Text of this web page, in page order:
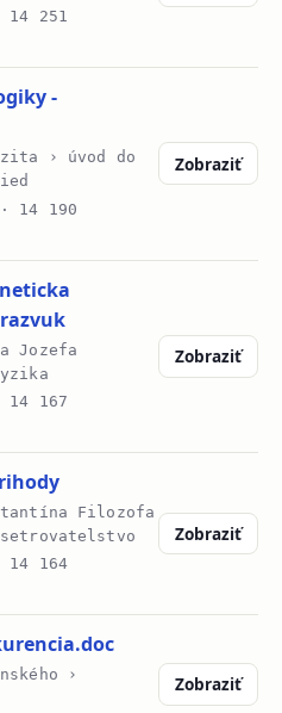
14 251
-
› úvod do
· 14 190
Zobraziť
Jozefa
14 167
Zobraziť
Filozofa
14 164
Zobraziť
›
Zobraziť